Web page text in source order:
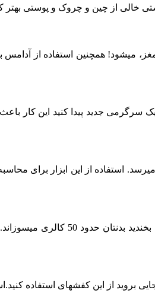
خالی از چین و چروک و پوستی بهتر
می‏شود! همچنین استفاده از
یک سرگرمی جدید پیدا کنید این
استفاده از این ابزار برای
خنده، یکی از بهترین کارها
بروید از این کفش‏های استفاده